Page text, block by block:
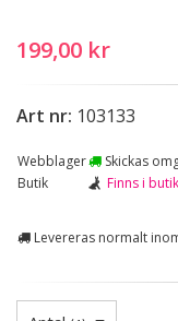
199,00 kr
Art nr: 103133
Webblager
Skickas
Butik
Finns i butik
Levereras normalt